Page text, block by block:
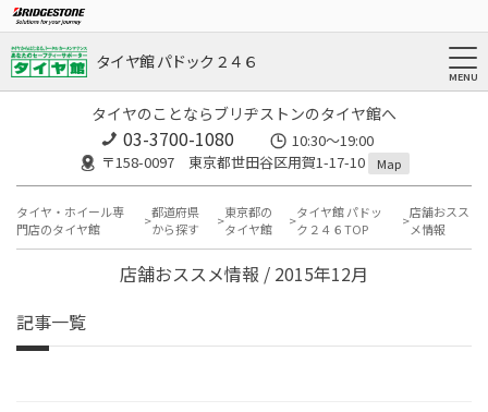
タイヤ館 パドック２４６
タイヤのことならブリヂストンのタイヤ館へ
03-3700-1080
10:30～19:00
〒158-0097 東京都世田谷区用賀1-17-10
Map
タイヤ・ホイール専
門店のタイヤ館
都道府県
から探す
東京都の
タイヤ館
タイヤ館 パドッ
ク２４６TOP
店舗おスス
メ情報
店舗おススメ情報 / 2015年12月
記事一覧